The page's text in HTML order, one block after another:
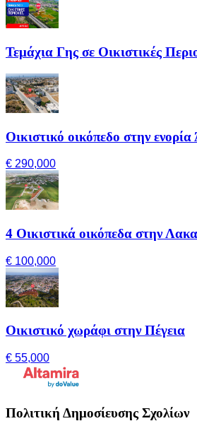
Τεμάχια Γης σε Οικιστικές
Οικιστικό οικόπεδο στην
€ 290,000
4 Οικιστικά οικόπεδα στην
€ 100,000
Οικιστικό χωράφι στην Πέγεια
€ 55,000
Πολιτική Δημοσίευσης Σχολίων